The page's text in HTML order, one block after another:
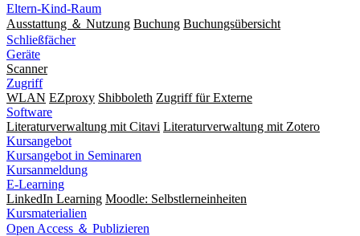
Eltern-Kind-Raum
Ausstattung ＆ Nutzung Buchung Buchungsübersicht
Schließfächer
Geräte
Scanner
Zugriff
WLAN EZproxy Shibboleth Zugriff für Externe
Software
Literaturverwaltung mit Citavi Literaturverwaltung mit Zotero
Kursangebot
Kursangebot in Seminaren
Kursanmeldung
E-Learning
LinkedIn Learning Moodle: Selbstlerneinheiten
Kursmaterialien
Open Access ＆ Publizieren